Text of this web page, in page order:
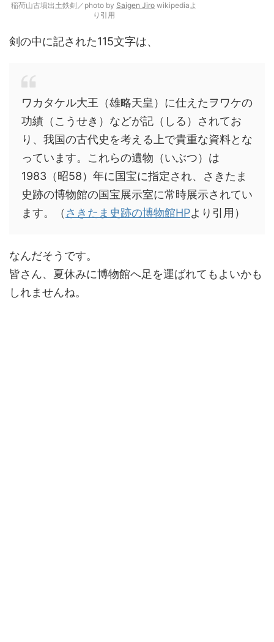
稲荷山古墳出土鉄剣／photo by Saigen Jiro wikipediaよ
り引用
剣の中に記された115文字は、
ワカタケル大王（雄略天皇）に仕えたヲワケの
功績（こうせき）などが記（しる）されてお
り、我国の古代史を考える上で貴重な資料とな
っています。これらの遺物（いぶつ）は
1983（昭58）年に国宝に指定され、さきたま
史跡の博物館の国宝展示室に常時展示されてい
ます。（ さきたま史跡の博物館HPより引用）
なんだそうです。
皆さん、夏休みに博物館へ足を運ばれてもよいかも
しれませんね。